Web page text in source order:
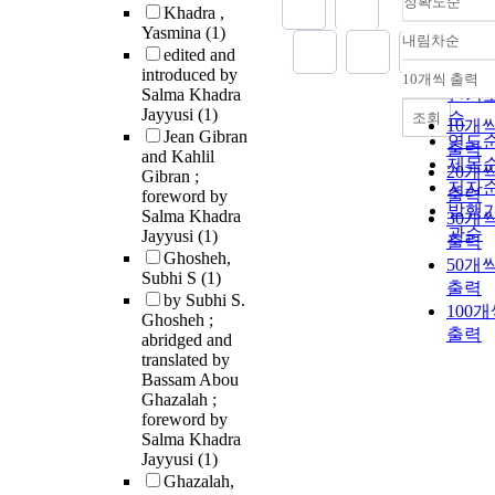
Khadra ,
Yasmina (1)
edited and
introduced by
Salma Khadra
Jayyusi (1)
Jean Gibran
and Kahlil
Gibran ;
foreword by
Salma Khadra
Jayyusi (1)
Ghosheh,
Subhi S (1)
by Subhi S.
Ghosheh ;
abridged and
translated by
Bassam Abou
Ghazalah ;
foreword by
Salma Khadra
Jayyusi (1)
Ghazalah,
정확
순
인기
순
연도
제목
저자
발행
관순
내림차순
내림
10개씩 출력
10개
출력
20개
출력
30개
출력
50개
출력
100개
출력
조회